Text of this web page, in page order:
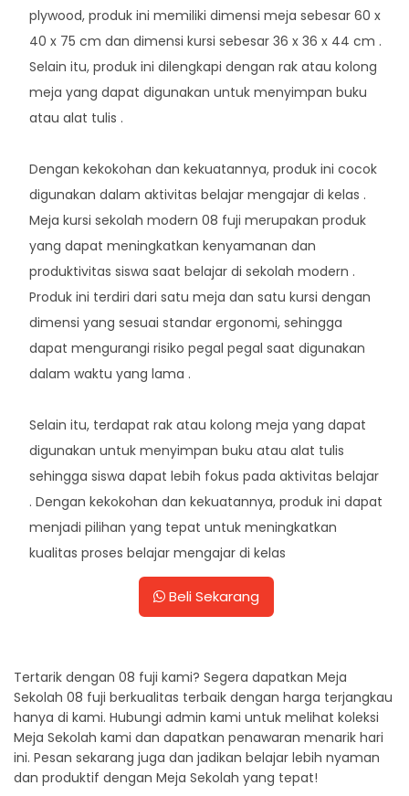
plywood, produk ini memiliki dimensi meja sebesar 60 x
40 x 75 cm dan dimensi kursi sebesar 36 x 36 x 44 cm .
Selain itu, produk ini dilengkapi dengan rak atau kolong
meja yang dapat digunakan untuk menyimpan buku
atau alat tulis .
Dengan kekokohan dan kekuatannya, produk ini cocok
digunakan dalam aktivitas belajar mengajar di kelas .
Meja kursi sekolah modern 08 fuji merupakan produk
yang dapat meningkatkan kenyamanan dan
produktivitas siswa saat belajar di sekolah modern .
Produk ini terdiri dari satu meja dan satu kursi dengan
dimensi yang sesuai standar ergonomi, sehingga
dapat mengurangi risiko pegal pegal saat digunakan
dalam waktu yang lama .
Selain itu, terdapat rak atau kolong meja yang dapat
digunakan untuk menyimpan buku atau alat tulis
sehingga siswa dapat lebih fokus pada aktivitas belajar
. Dengan kekokohan dan kekuatannya, produk ini dapat
menjadi pilihan yang tepat untuk meningkatkan
kualitas proses belajar mengajar di kelas
Beli Sekarang
Tertarik dengan 08 fuji kami? Segera dapatkan Meja
Sekolah 08 fuji berkualitas terbaik dengan harga terjangkau
hanya di kami. Hubungi admin kami untuk melihat koleksi
Meja Sekolah kami dan dapatkan penawaran menarik hari
ini. Pesan sekarang juga dan jadikan belajar lebih nyaman
dan produktif dengan Meja Sekolah yang tepat!